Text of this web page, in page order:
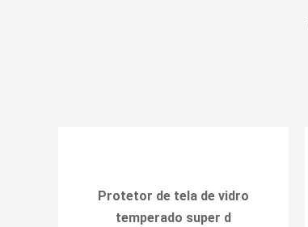
Protetor de tela de vidro
temperado super d